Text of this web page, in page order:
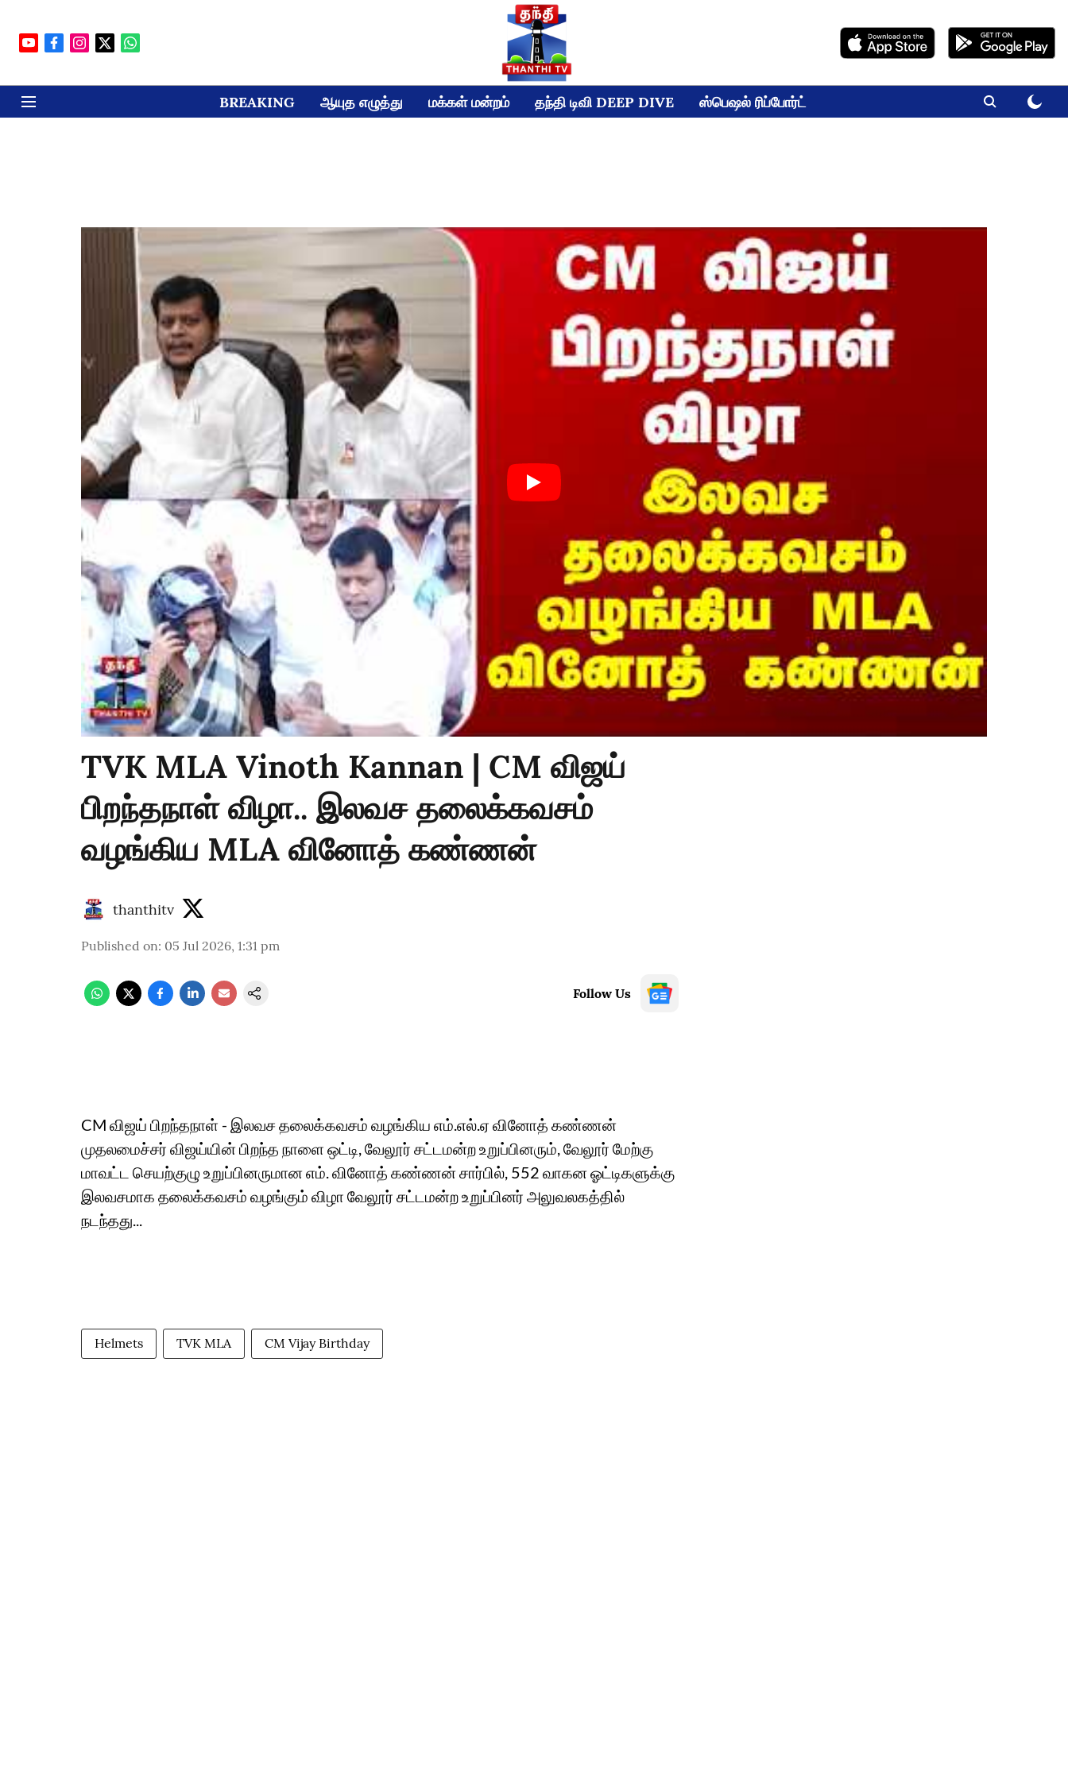
BREAKING ஆயுத எழுத்து மக்கள் மன்றம் தந்தி டிவி DEEP DIVE ஸ்பெஷல் ரிப்போர்ட்
TVK MLA Vinoth Kannan | CM விஜய்
பிறந்தநாள் விழா.. இலவச தலைக்கவசம்
வழங்கிய MLA வினோத் கண்ணன்
thanthitv
Published on: 05 Jul 2026, 1:31 pm
Follow Us
CM விஜய் பிறந்தநாள் - இலவச தலைக்கவசம் வழங்கிய எம்.எல்.ஏ வினோத் கண்ணன்
முதலமைச்சர் விஜய்யின் பிறந்த நாளை ஒட்டி, வேலூர் சட்டமன்ற உறுப்பினரும், வேலூர் மேற்கு
மாவட்ட செயற்குழு உறுப்பினருமான எம். வினோத் கண்ணன் சார்பில், 552 வாகன ஓட்டிகளுக்கு
இலவசமாக தலைக்கவசம் வழங்கும் விழா வேலூர் சட்டமன்ற உறுப்பினர் அலுவலகத்தில்
நடந்தது...
Helmets TVK MLA CM Vijay Birthday